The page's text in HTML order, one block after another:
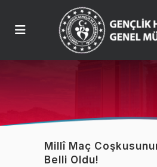
Millî Maç
Belli Oldu!